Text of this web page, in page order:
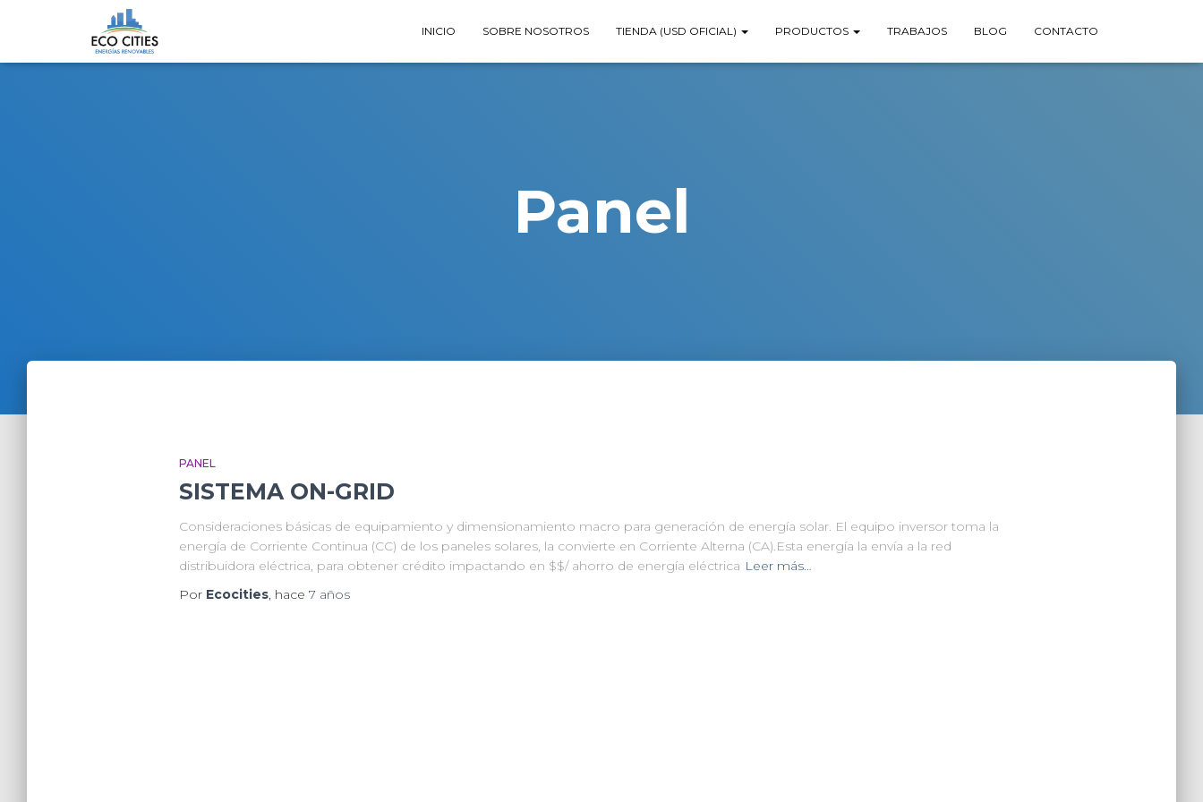
INICIO SOBRE NOSOTROS TIENDA (USD OFICIAL) PRODUCTOS TRABAJOS BLOG CONTACTO
Panel
PANEL
SISTEMA ON-GRID
Consideraciones básicas de equipamiento y dimensionamiento macro para generación de energía solar. El equipo inversor toma la
energía de Corriente Continua (CC) de los paneles solares, la convierte en Corriente Alterna (CA).Esta energía la envía a la red
distribuidora eléctrica, para obtener crédito impactando en $$/ ahorro de energía eléctrica Leer más…
Por Ecocities, hace 7 años